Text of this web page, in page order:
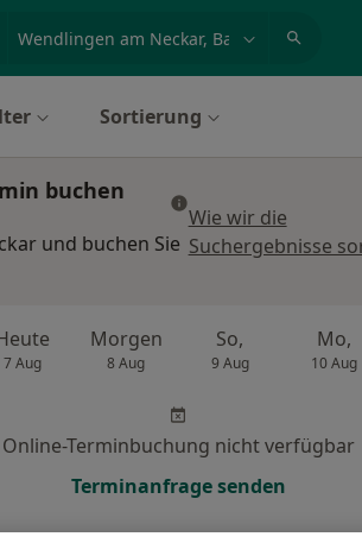
Sortierung
buchen
und buchen Sie
Wie wir die
Suchergebnisse
7 Aug
Morgen
8 Aug
So,
9 Aug
Mo,
10 Aug
Online-Terminbuchung nicht verfügbar
Terminanfrage senden